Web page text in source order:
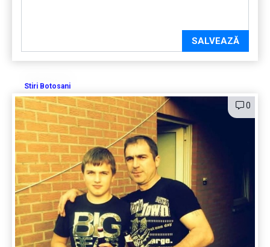
SALVEAZĂ
Stiri Botosani
0